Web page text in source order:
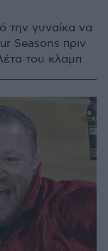
την γυναίκα να
Seasons πριν
του κλαμπ